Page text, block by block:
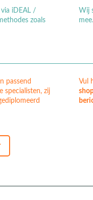
iDEAL /
zoals
Wij
passend
specialisten, zij
Vul